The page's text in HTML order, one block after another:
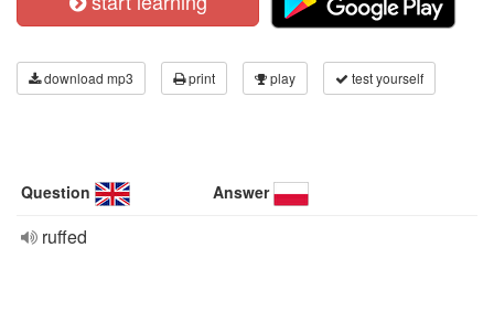
download mp3 print play test yourself
Question Answer
ruffed